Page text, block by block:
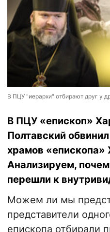
В ПЦУ "иерархи" отбирают друг у
В ПЦУ «епископ»
Полтавский
храмов «епископа»
Анализируем,
перешли к
Можем ли мы
представители
епископа отбирали